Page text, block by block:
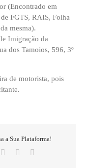
(Encontrado em
FGTS, RAIS, Folha
mesma).
Imigração da
dos Tamoios, 596, 3º
de motorista, pois
a Sua Plataforma!
Pinterest